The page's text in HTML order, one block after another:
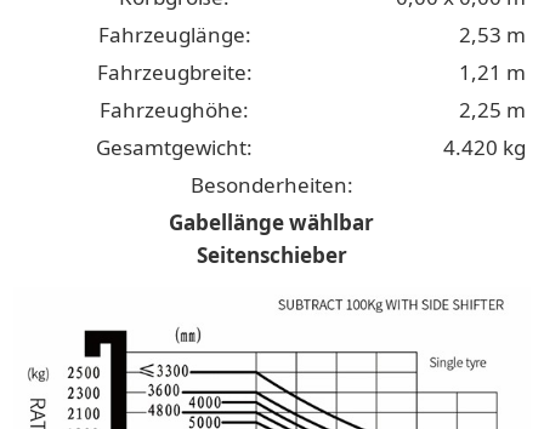
Fahrzeuglänge:
2,53 m
Fahrzeugbreite:
1,21 m
Fahrzeughöhe:
2,25 m
Gesamtgewicht:
4.420 kg
Besonderheiten:
Gabellänge wählbar
Seitenschieber